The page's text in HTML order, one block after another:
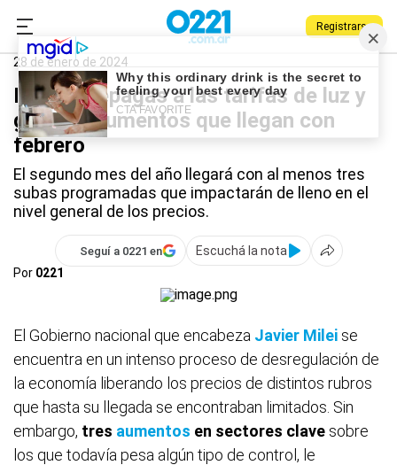
Registrarse
0221.com.ar
Aumentos
28 de enero de 2024
De las prepagas a las tarifas de luz y
gas: los aumentos que llegan con
febrero
El segundo mes del año llegará con al menos tres
subas programadas que impactarán de lleno en el
nivel general de los precios.
Seguí a 0221 en
Escuchá la nota
Por 0221
El Gobierno nacional que encabeza Javier Milei se
encuentra en un intenso proceso de desregulación de
la economía liberando los precios de distintos rubros
que hasta su llegada se encontraban limitados. Sin
embargo, tres aumentos en sectores clave sobre
los que todavía pesa algún tipo de control, le